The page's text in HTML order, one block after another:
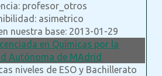
profesor_otros
asimetrico
nuestra base: 2013-01-29
en Químicas por la
Autónoma de MAdrid
niveles de ESO y Bachillerato